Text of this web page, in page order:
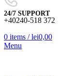
24/7 SUPPORT
+40240-518 372
0 items / lei0,00
Menu